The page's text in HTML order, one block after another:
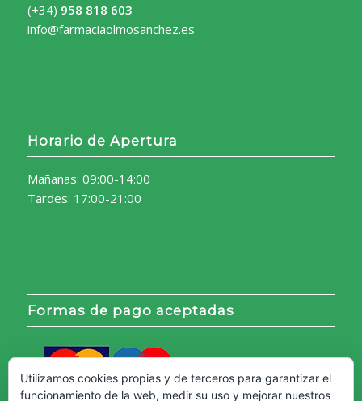
(+34) 958 818 603
info@farmaciaolmosanchez.es
Horario de Apertura
Mañanas: 09:00-14:00
Tardes: 17:00-21:00
Formas de pago aceptadas
Utilizamos cookies propias y de terceros para garantizar el
funcionamiento de la web, medir su uso y mejorar nuestros